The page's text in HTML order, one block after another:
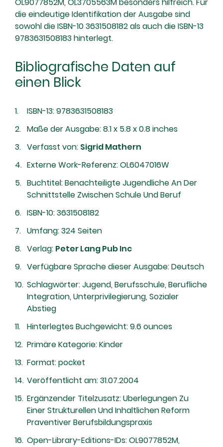
die eindeutige Identifikation der Ausgabe sind
sowohl die ISBN-10 3631508182 als auch die ISBN-13
9783631508183 hinterlegt.
Bibliografische Daten auf
einen Blick
ISBN-13: 9783631508183
Maße der Ausgabe: 8.1 x 5.8 x 0.8 inches
Verfasst von: Sigrid Mathern
Externe Work-Referenz: OL6047016W
Buchtitel: Benachteiligte Jugendliche An Der
Schnittstelle Zwischen Schule Und Beruf
ISBN-10: 3631508182
Umfang: 324 Seiten
Verlag: Peter Lang Pub Inc
Verfügbare Sprache dieser Ausgabe: Deutsch
Schlagwörter: Jugend, Berufsschule, Berufliche
Integration, Unterprivilegierung, Sozialer
Abstieg
Hinterlegtes Buchgewicht: 9.6 ounces
Primäre Kategorie: Kinder
Format: pocket
Veröffentlicht am: 31.07.2004
Ergänzender Titelzusatz: Uberlegungen Zu
Einer Strukturellen Und Inhaltlichen Reform
Praventiver Berufsbildungspraxis
Open-Library-Editions-IDs: OL9077852M,